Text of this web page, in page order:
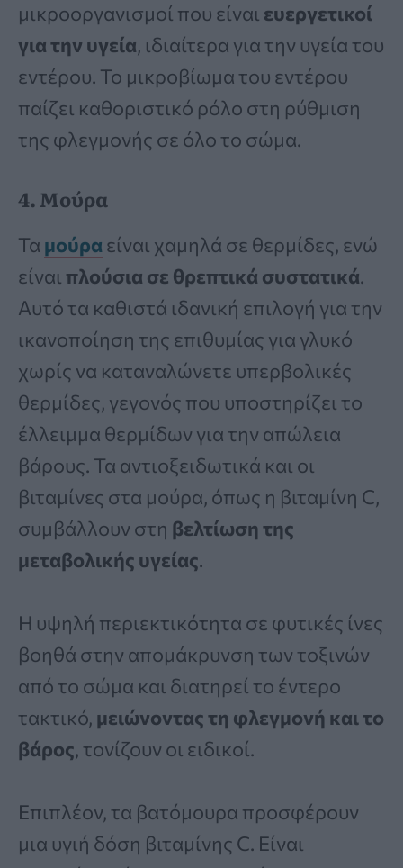
μικροοργανισμοί που είναι ευεργετικοί
για την υγεία, ιδιαίτερα για την υγεία του
εντέρου. Το μικροβίωμα του εντέρου
παίζει καθοριστικό ρόλο στη ρύθμιση
της φλεγμονής σε όλο το σώμα.
4. Μούρα
Τα μούρα είναι χαμηλά σε θερμίδες, ενώ
είναι πλούσια σε θρεπτικά συστατικά.
Αυτό τα καθιστά ιδανική επιλογή για την
ικανοποίηση της επιθυμίας για γλυκό
χωρίς να καταναλώνετε υπερβολικές
θερμίδες, γεγονός που υποστηρίζει το
έλλειμμα θερμίδων για την απώλεια
βάρους. Τα αντιοξειδωτικά και οι
βιταμίνες στα μούρα, όπως η βιταμίνη C,
συμβάλλουν στη βελτίωση της
μεταβολικής υγείας.
Η υψηλή περιεκτικότητα σε φυτικές ίνες
βοηθά στην απομάκρυνση των τοξινών
από το σώμα και διατηρεί το έντερο
τακτικό, μειώνοντας τη φλεγμονή και το
βάρος, τονίζουν οι ειδικοί.
Επιπλέον, τα βατόμουρα προσφέρουν
μια υγιή δόση βιταμίνης C. Είναι